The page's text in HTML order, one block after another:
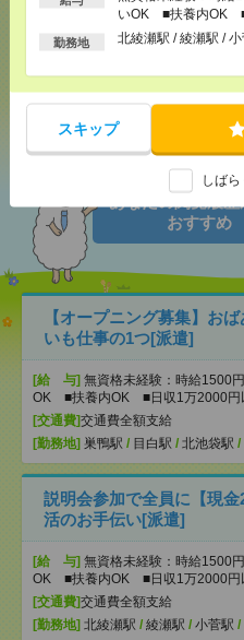
いOK ■扶養内OK ■
以上
勤務地 北綾瀬駅 / 綾瀬駅 / 小
スキップ
しば
メールで送る
ツ
おすすめ
【オープニング募集】お
いも仕事の1つ[派遣]
[給 与] 無資格未経験：時給1500
OK ■扶養内OK ■日収1万2000円
[交通費]交通費全額支給
[勤務地] 巣鴨駅 / 目白駅 / 北池袋駅 /
説明会参加で全員に【現
活のお手伝い[派遣]
[給 与] 無資格未経験：時給1500
OK ■扶養内OK ■日収1万2000円
[交通費]交通費全額支給
[勤務地] 北綾瀬駅 / 綾瀬駅 / 小菅駅 /